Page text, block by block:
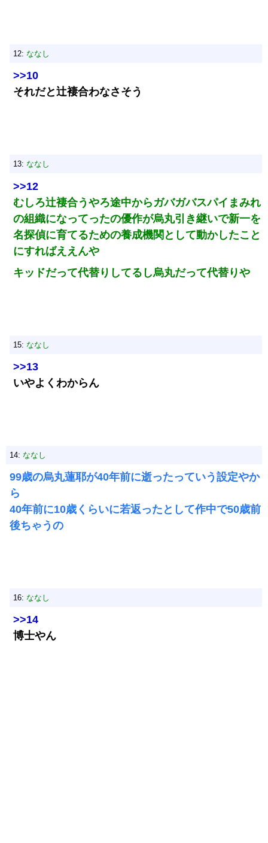
12: ななし
>>10
それだと辻褄合わなさそう
13: ななし
>>12
むしろ辻褄合うやろ途中からガバガバスパイまみれ
の組織になってったの優作が烏丸引き継いで新一を
名探偵に育てるための養成機関として動かしたこと
にすればええんや
キッドだって代替りしてるし烏丸だって代替りや
15: ななし
>>13
いやよくわからん
14: ななし
99歳の烏丸蓮耶が40年前に逝ったっていう設定やか
ら
40年前に10歳くらいに若返ったとして作中で50歳前
後ちゃうの
16: ななし
>>14
博士やん